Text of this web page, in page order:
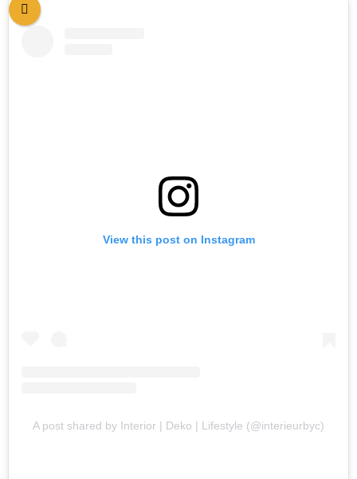
View this post on Instagram
A post shared by Interior | Deko | Lifestyle (@interieurbyc)